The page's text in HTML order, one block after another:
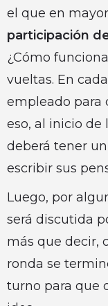
el que en
participación
¿Cómo
vueltas. En
empleado para
eso, al inicio de
deberá tener
escribir sus
Luego, por
será discutida
más que decir,
ronda se
turno para que